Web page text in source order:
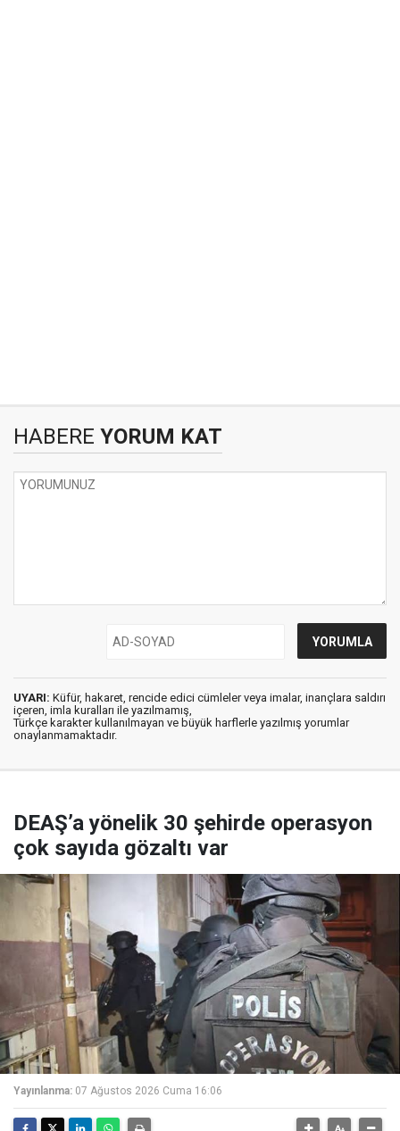
HABERE YORUM KAT
UYARI: Küfür, hakaret, rencide edici cümleler veya imalar, inançlara saldırı
içeren, imla kuralları ile yazılmamış,
Türkçe karakter kullanılmayan ve büyük harflerle yazılmış yorumlar
onaylanmamaktadır.
DEAŞ’a yönelik 30 şehirde operasyon
çok sayıda gözaltı var
Yayınlanma: 07 Ağustos 2026 Cuma 16:06